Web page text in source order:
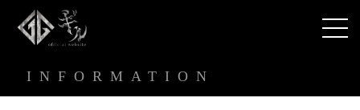
INFORMATION